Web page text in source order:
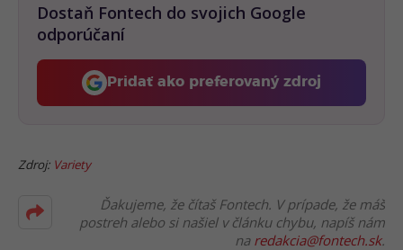
Dostaň Fontech do svojich Google
odporúčaní
Pridať ako preferovaný zdroj
Fontech, odkaz sa otvorí v
Zdroj: Variety
Ďakujeme, že čítaš Fontech. V prípade, že máš
postreh alebo si našiel v článku chybu, napíš nám
na redakcia@fontech.sk.